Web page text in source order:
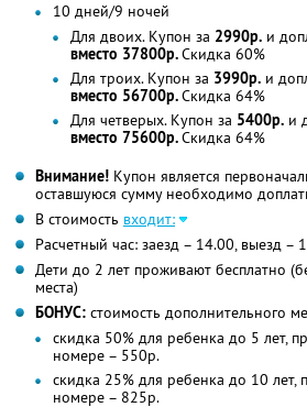
10 дней/9 ночей
Для двоих. Купон за 2990р. и
вместо 37800р.Скидка 60%
Для троих. Купон за 3990р. и
вместо 56700р.Скидка 64%
Для четверых. Купон за 5400р. и
вместо 75600р.Скидка 64%
Внимание! Купон является
оставшуюся сумму необходимо
В стоимость входит:
Расчетный час: заезд – 14.00, выезд –
Дети до 2 лет проживают бесплатно
места)
БОНУС: стоимость дополнительного
скидка 50% для ребенка до 5 лет,
номере – 550р.
скидка 25% для ребенка до 10
номере – 825р.